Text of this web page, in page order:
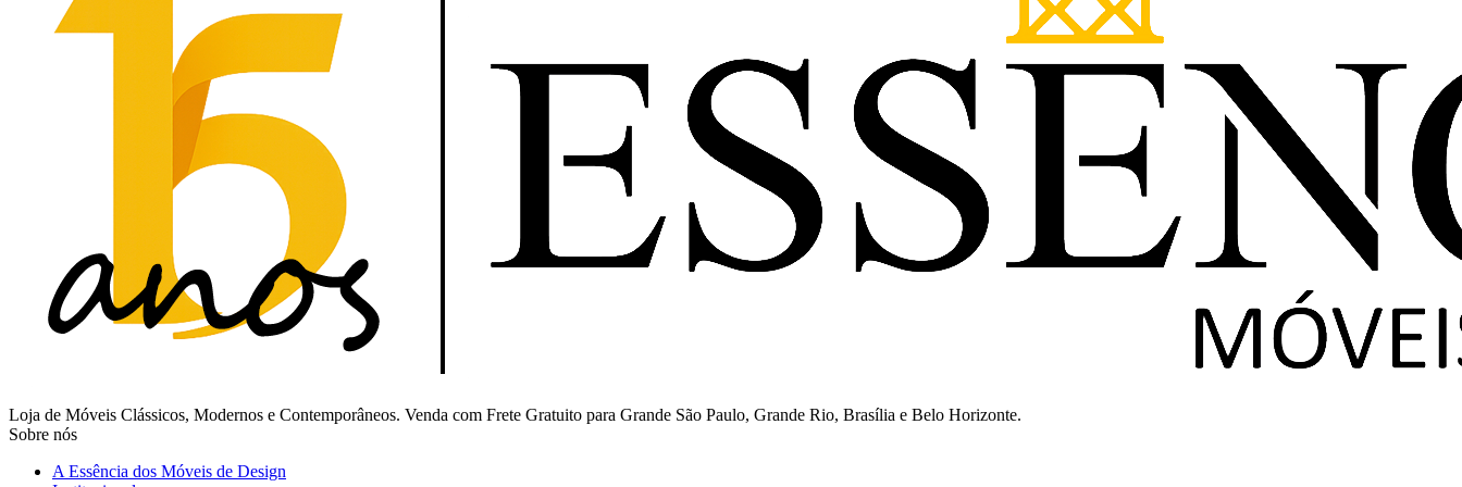
Loja de Móveis Clássicos, Modernos e Contemporâneos. Venda com Frete Gratuito para Grande São Paulo, Grande Rio, Brasília e Belo Horizonte.
Sobre nós
A Essência dos Móveis de Design